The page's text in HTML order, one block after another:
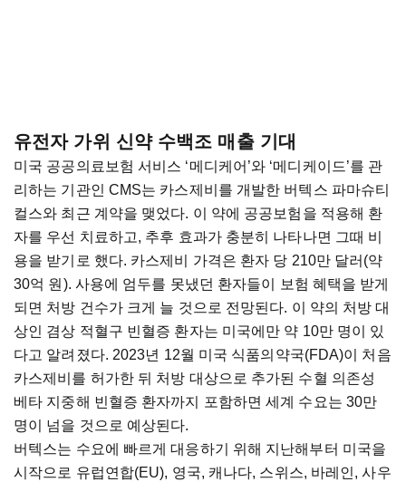
유전자 가위 신약 수백조 매출 기대
미국 공공의료보험 서비스 ‘메디케어’와 ‘메디케이드’를 관
리하는 기관인 CMS는 카스제비를 개발한 버텍스 파마슈티
컬스와 최근 계약을 맺었다. 이 약에 공공보험을 적용해 환
자를 우선 치료하고, 추후 효과가 충분히 나타나면 그때 비
용을 받기로 했다. 카스제비 가격은 환자 당 210만 달러(약
30억 원). 사용에 엄두를 못냈던 환자들이 보험 혜택을 받게
되면 처방 건수가 크게 늘 것으로 전망된다. 이 약의 처방 대
상인 겸상 적혈구 빈혈증 환자는 미국에만 약 10만 명이 있
다고 알려졌다. 2023년 12월 미국 식품의약국(FDA)이 처음
카스제비를 허가한 뒤 처방 대상으로 추가된 수혈 의존성
베타 지중해 빈혈증 환자까지 포함하면 세계 수요는 30만
명이 넘을 것으로 예상된다.
버텍스는 수요에 빠르게 대응하기 위해 지난해부터 미국을
시작으로 유럽연합(EU), 영국, 캐나다, 스위스, 바레인, 사우